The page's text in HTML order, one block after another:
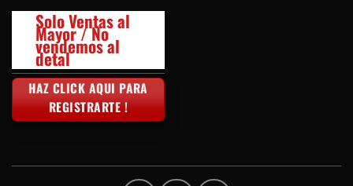
Solo Ventas al
Mayor / No
vendemos al
detal
HAZ CLICK AQUI PARA
REGISTRARTE !